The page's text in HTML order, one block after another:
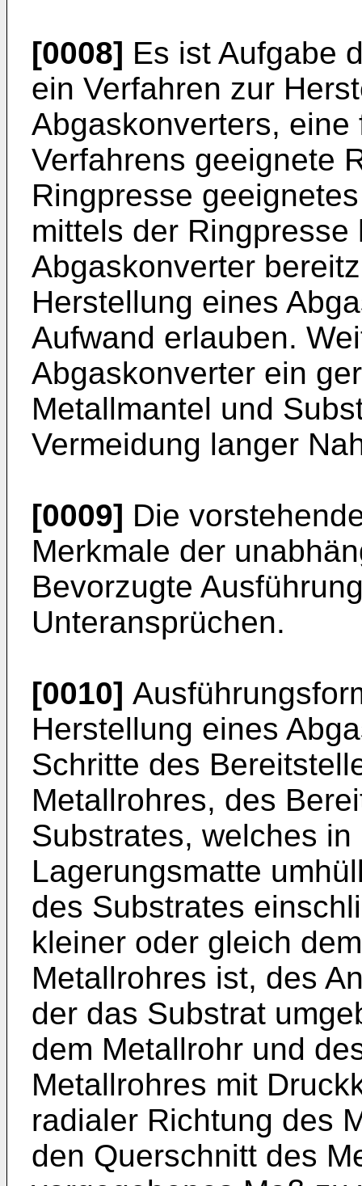
[0008] Es ist Aufgabe
ein Verfahren zur
Abgaskonverters,
Verfahrens geeignete
Ringpresse
mittels der Ringpresse
Abgaskonverter
Herstellung eines
Aufwand erlauben.
Abgaskonverter ein
Metallmantel und
Vermeidung langer
[0009] Die
Merkmale der
Bevorzugte
Unteransprüchen.
[0010]
Herstellung eines
Schritte des
Metallrohres, des
Substrates, welches
Lagerungsmatte
des Substrates
kleiner oder gleich
Metallrohres ist, des
der das Substrat
dem Metallrohr und
Metallrohres mit
radialer Richtung des
den Querschnitt des